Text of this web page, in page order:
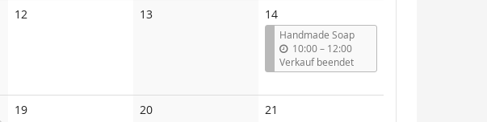
12 13Keine
14
Handmade Soap
10:00–b
i
s
12:00
Verkauf beendet
19Keine
20Keine
21